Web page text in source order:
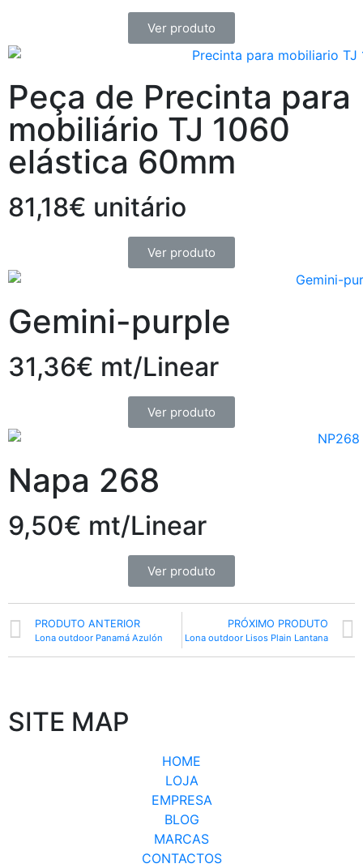
Ver produto
Peça de Precinta para
mobiliário TJ 1060
elástica 60mm
81,18€ unitário
Ver produto
Gemini-purple
31,36€ mt/Linear
Ver produto
Napa 268
9,50€ mt/Linear
Ver produto
PRODUTO ANTERIOR
Lona outdoor Panamá Azulón
PRÓXIMO PRODUTO
Lona outdoor Lisos Plain Lantana
SITE MAP
HOME
LOJA
EMPRESA
BLOG
MARCAS
CONTACTOS